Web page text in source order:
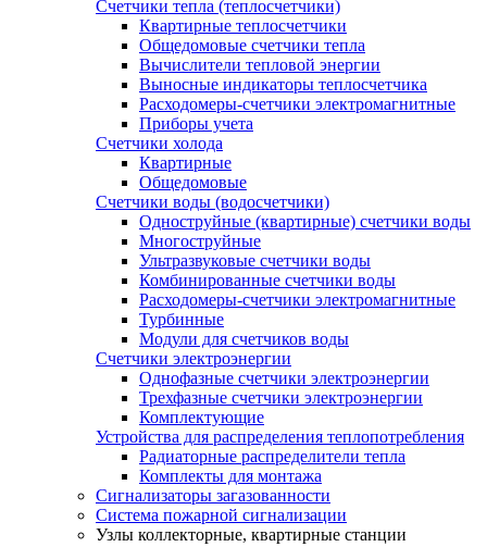
Счетчики тепла (теплосчетчики)
Квартирные теплосчетчики
Общедомовые счетчики тепла
Вычислители тепловой энергии
Выносные индикаторы теплосчетчика
Расходомеры-счетчики электромагнитные
Приборы учета
Счетчики холода
Квартирные
Общедомовые
Счетчики воды (водосчетчики)
Одноструйные (квартирные) счетчики воды
Многоструйные
Ультразвуковые счетчики воды
Комбинированные счетчики воды
Расходомеры-счетчики электромагнитные
Турбинные
Модули для счетчиков воды
Счетчики электроэнергии
Однофазные счетчики электроэнергии
Трехфазные счетчики электроэнергии
Комплектующие
Устройства для распределения теплопотребления
Радиаторные распределители тепла
Комплекты для монтажа
Сигнализаторы загазованности
Система пожарной сигнализации
Узлы коллекторные, квартирные станции